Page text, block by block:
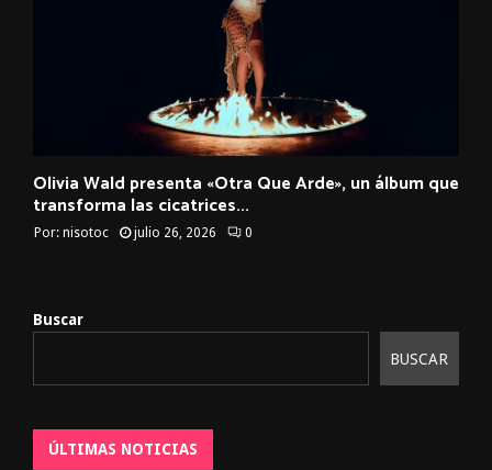
Olivia Wald presenta «Otra Que Arde», un álbum que
transforma las cicatrices...
Por: nisotoc julio 26, 2026 0
Buscar
BUSCAR
ÚLTIMAS NOTICIAS